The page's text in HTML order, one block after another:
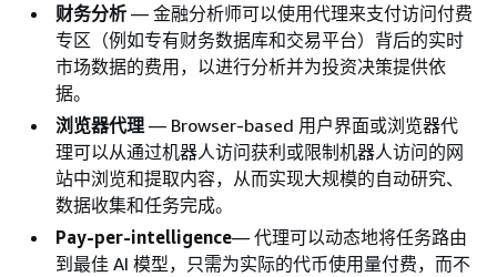
财务分析 — 金融分析师可以使用代理来支付访问付费
专区（例如专有财务数据库和交易平台）背后的实时
市场数据的费用，以进行分析并为投资决策提供依
据。
浏览器代理 — Browser-based 用户界面或浏览器代
理可以从通过机器人访问获利或限制机器人访问的网
站中浏览和提取内容，从而实现大规模的自动研究、
数据收集和任务完成。
Pay-per-intelligence— 代理可以动态地将任务路由
到最佳 AI 模型，只需为实际的代币使用量付费，而不